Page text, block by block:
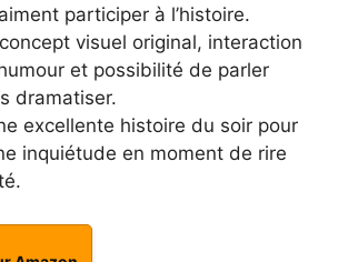
participer à l’histoire.
concept visuel original, interaction
et possibilité de parler
dramatiser.
excellente histoire du soir pour
inquiétude en moment de rire